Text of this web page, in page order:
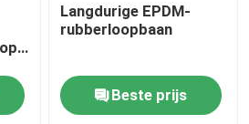
Langdurige EPDM-
rubberloopbaan
Beste prijs